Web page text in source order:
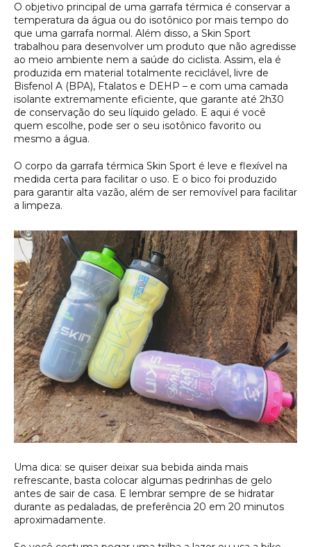
O objetivo principal de uma garrafa térmica é conservar a
temperatura da água ou do isotônico por mais tempo do
que uma garrafa normal. Além disso, a Skin Sport
trabalhou para desenvolver um produto que não agredisse
ao meio ambiente nem a saúde do ciclista. Assim, ela é
produzida em material totalmente reciclável, livre de
Bisfenol A (BPA), Ftalatos e DEHP – e com uma camada
isolante extremamente eficiente, que garante até 2h30
de conservação do seu líquido gelado. E aqui é você
quem escolhe, pode ser o seu isotônico favorito ou
mesmo a água.
O corpo da garrafa térmica Skin Sport é leve e flexível na
medida certa para facilitar o uso. E o bico foi produzido
para garantir alta vazão, além de ser removível para facilitar
a limpeza.
Uma dica: se quiser deixar sua bebida ainda mais
refrescante, basta colocar algumas pedrinhas de gelo
antes de sair de casa. E lembrar sempre de se hidratar
durante as pedaladas, de preferência 20 em 20 minutos
aproximadamente.